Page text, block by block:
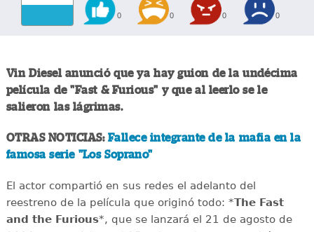
0 0 0 0
Vin Diesel anunció que ya hay guion de la undécima
película de "Fast & Furious" y que al leerlo se le
salieron las lágrimas.
OTRAS NOTICIAS: Fallece integrante de la mafia en la
famosa serie "Los Soprano"
El actor compartió en sus redes el adelanto del
reestreno de la película que originó todo: *The Fast
and the Furious*, que se lanzará el 21 de agosto de